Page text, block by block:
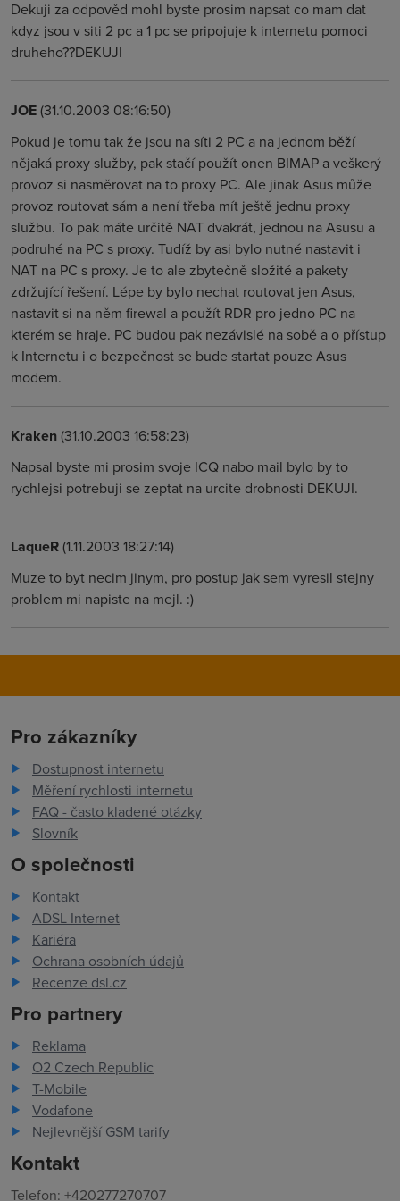
Dekuji za odpověd mohl byste prosim napsat co mam dat
kdyz jsou v siti 2 pc a 1 pc se pripojuje k internetu pomoci
druheho??DEKUJI
JOE(31.10.2003 08:16:50)
Pokud je tomu tak že jsou na síti 2 PC a na jednom běží
nějaká proxy služby, pak stačí použít onen BIMAP a veškerý
provoz si nasměrovat na to proxy PC. Ale jinak Asus může
provoz routovat sám a není třeba mít ještě jednu proxy
službu. To pak máte určitě NAT dvakrát, jednou na Asusu a
podruhé na PC s proxy. Tudíž by asi bylo nutné nastavit i
NAT na PC s proxy. Je to ale zbytečně složité a pakety
zdržující řešení. Lépe by bylo nechat routovat jen Asus,
nastavit si na něm firewal a použít RDR pro jedno PC na
kterém se hraje. PC budou pak nezávislé na sobě a o přístup
k Internetu i o bezpečnost se bude startat pouze Asus
modem.
Kraken(31.10.2003 16:58:23)
Napsal byste mi prosim svoje ICQ nabo mail bylo by to
rychlejsi potrebuji se zeptat na urcite drobnosti DEKUJI.
LaqueR(1.11.2003 18:27:14)
Muze to byt necim jinym, pro postup jak sem vyresil stejny
problem mi napiste na mejl. :)
Pro zákazníky
Dostupnost internetu
Měření rychlosti internetu
FAQ - často kladené otázky
Slovník
O společnosti
Kontakt
ADSL Internet
Kariéra
Ochrana osobních údajů
Recenze dsl.cz
Pro partnery
Reklama
O2 Czech Republic
T-Mobile
Vodafone
Nejlevnější GSM tarify
Kontakt
Telefon: +420277270707